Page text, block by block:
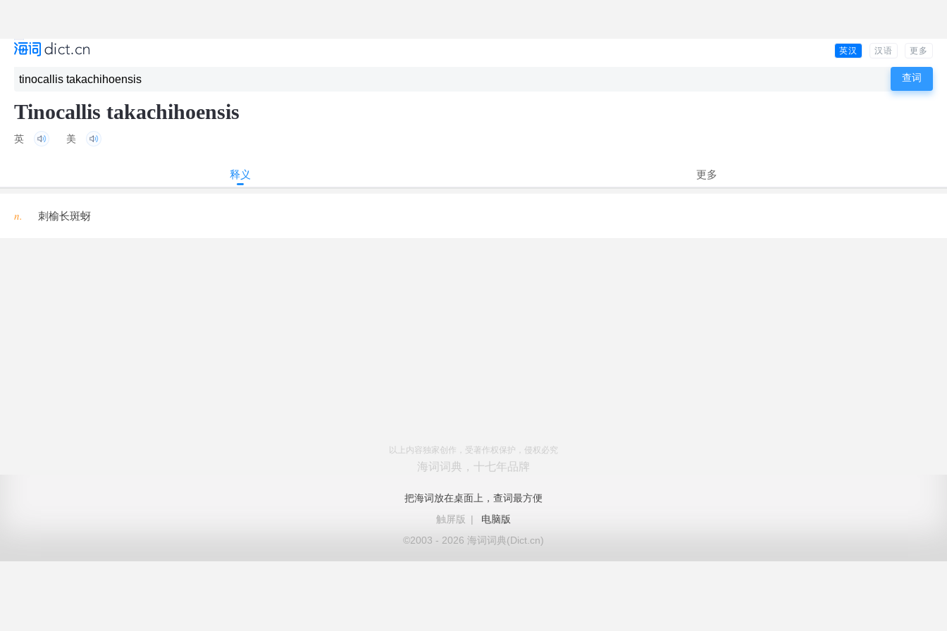
英汉 汉语 更多
Tinocallis takachihoensis
英 美
释义 更多
n. 刺榆长斑蚜
以上内容独家创作，受著作权保护，侵权必究
海词词典，十七年品牌
把海词放在桌面上，查词最方便
触屏版
|
电脑版
©2003 - 2026 海词词典(Dict.cn)